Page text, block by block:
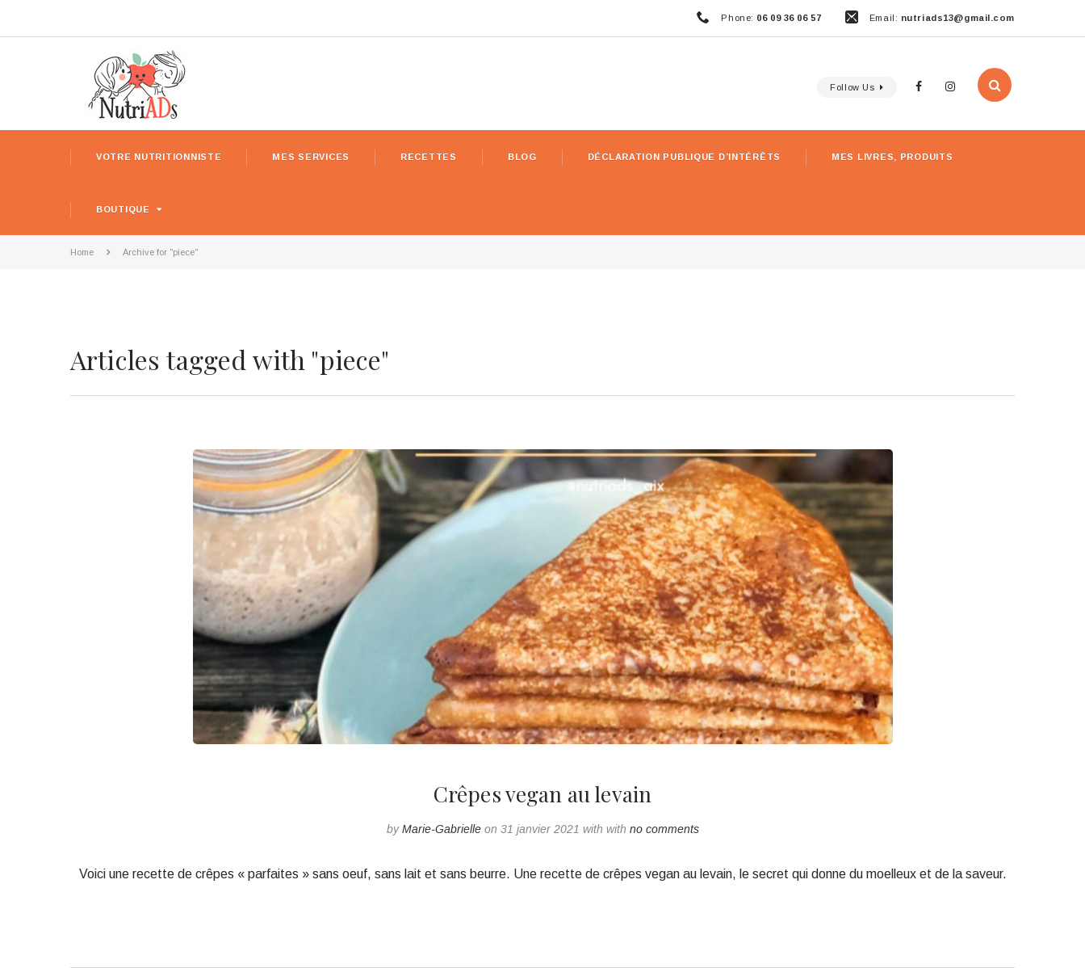
Phone: 06 09 36 06 57 Email: nutriads13@gmail.com
Follow Us
VOTRE NUTRITIONNISTE MES SERVICES RECETTES BLOG DÉCLARATION PUBLIQUE D’INTÉRÊTS MES LIVRES, PRODUITS
BOUTIQUE
Home Archive for "piece"
Articles tagged with "piece"
Crêpes vegan au levain
byMarie-Gabrielleon 31 janvier 2021 with with no comments
Voici une recette de crêpes « parfaites » sans oeuf, sans lait et sans beurre. Une recette de crêpes vegan au levain, le secret qui donne du moelleux et de la saveur.